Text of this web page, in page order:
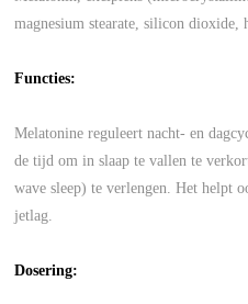
magnesium stearate, silicon
Functies:
Melatonine reguleert nacht- en
de tijd om in slaap te vallen te
wave sleep) te verlengen. Het helpt
jetlag.
Dosering: